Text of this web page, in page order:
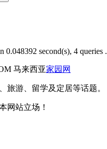
0.048392 second(s), 4 queries .
马来西亚家园网
旅游、留学及定居等话题。
网站立场！